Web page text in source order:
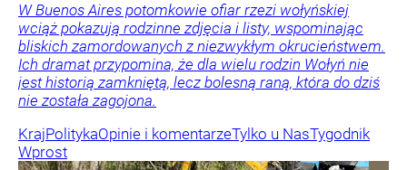
W Buenos Aires potomkowie ofiar rzezi wołyńskiej
wciąż pokazują rodzinne zdjęcia i listy, wspominając
bliskich zamordowanych z niezwykłym okrucieństwem.
Ich dramat przypomina, że dla wielu rodzin Wołyń nie
jest historią zamkniętą, lecz bolesną raną, która do dziś
nie została zagojona.
KrajPolitykaOpinie i komentarzeTylko u NasTygodnik
Wprost